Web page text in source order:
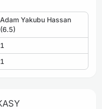
Adam Yakubu Hassan
(6.5)
1
1